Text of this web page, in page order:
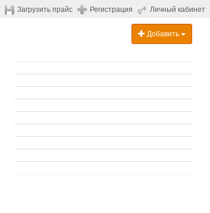
Загрузить прайс Регистрация Личный кабинет
Добавить